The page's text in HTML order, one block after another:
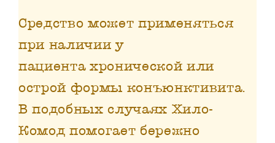
Средство может применяться
при наличии у
пациента хронической или
острой формы конъюнктивита.
В подобных случаях Хило-
Комод помогает бережно